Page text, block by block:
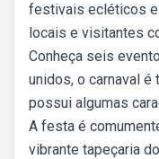
festivais ecléticos e
locais e visitantes
Conheça seis
unidos, o carnaval é
possui algumas
A festa é
vibrante tapeçaria